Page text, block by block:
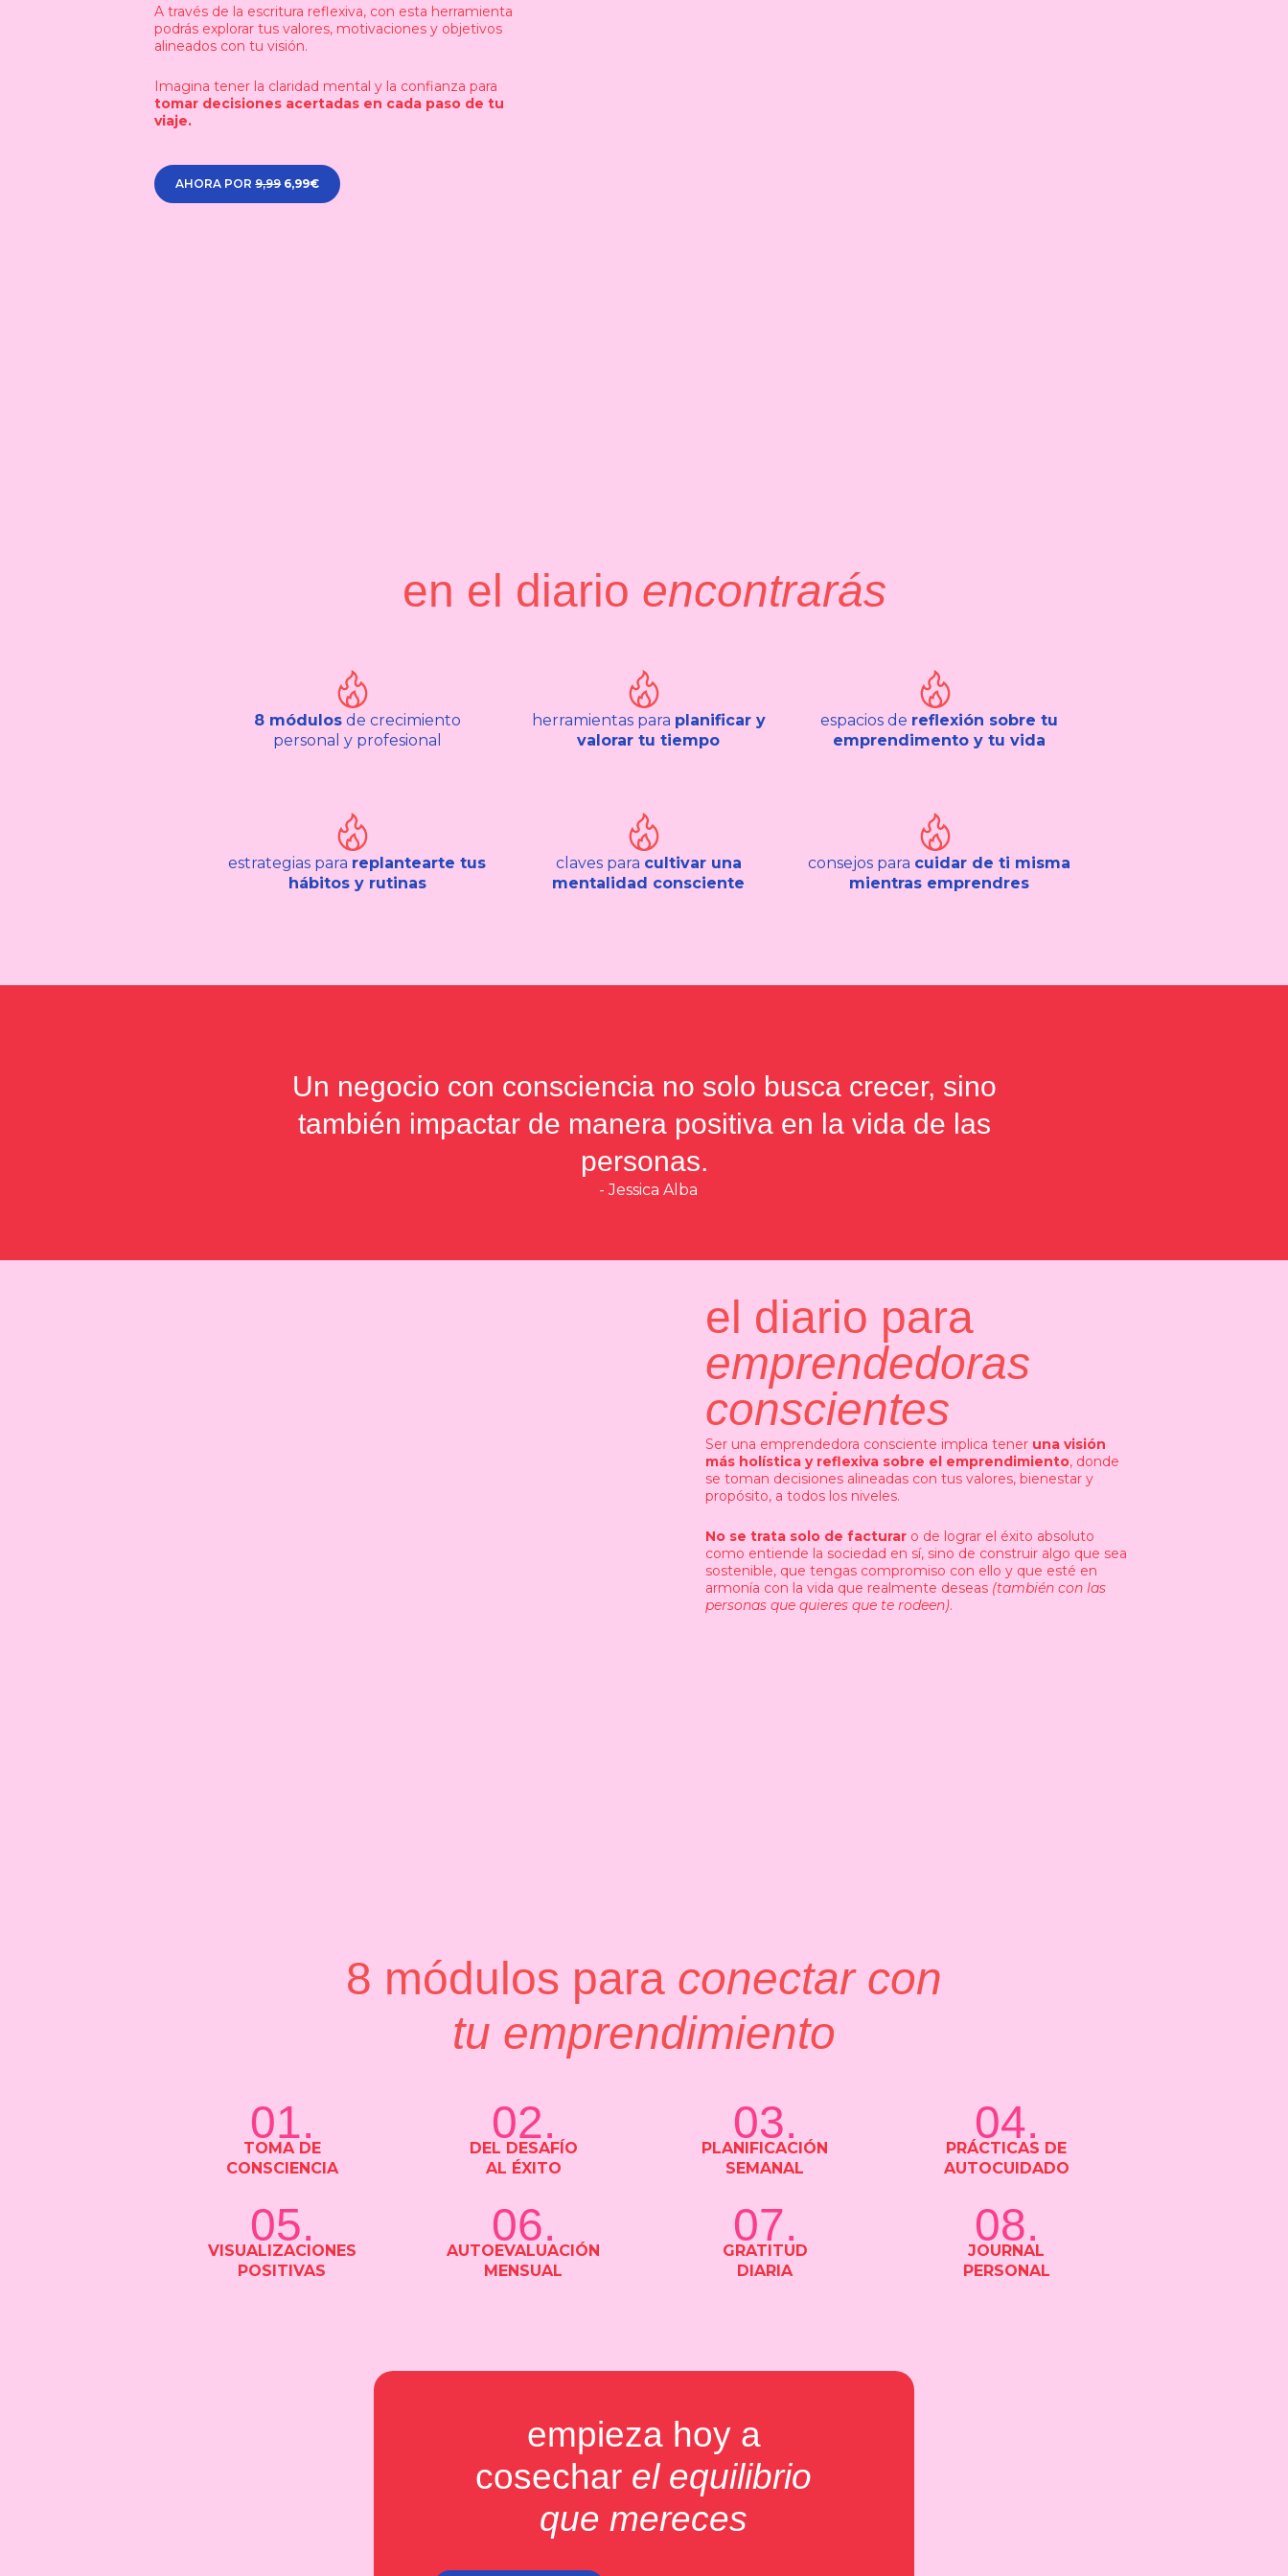
A través de la escritura reflexiva, con esta herramienta
podrás explorar tus valores, motivaciones y objetivos
alineados con tu visión.
Imagina tener la claridad mental y la confianza para
tomar decisiones acertadas en cada paso de tu
viaje.
AHORA POR9,99 6,99€
en el diario encontrarás
8 módulosde crecimiento
personal y profesional
herramientas para planificar y
valorar tu tiempo
espacios de reflexión sobre tu
emprendimento y tu vida
estrategias para replantearte tus
hábitos y rutinas
claves para cultivar una
mentalidad consciente
consejos para cuidar de ti misma
mientras emprendres
Un negocio con consciencia no solo busca crecer, sino
también impactar de manera positiva en la vida de las
personas.
- Jessica Alba
el diario para
emprendedoras
conscientes
Ser una emprendedora consciente implica tener una visión
más holística y reflexiva sobre el emprendimiento, donde
se toman decisiones alineadas con tus valores, bienestar y
propósito, a todos los niveles.
No se trata solo de facturar o de lograr el éxito absoluto
como entiende la sociedad en sí, sino de construir algo que sea
sostenible, que tengas compromiso con ello y que esté en
armonía con la vida que realmente deseas (también con las
personas que quieres que te rodeen).
8 módulos para conectar con
tu emprendimiento
01.
TOMA DE
CONSCIENCIA
02.
DEL DESAFÍO
AL ÉXITO
03.
PLANIFICACIÓN
SEMANAL
04.
PRÁCTICAS DE
AUTOCUIDADO
05.
VISUALIZACIONES
POSITIVAS
06.
AUTOEVALUACIÓN
MENSUAL
07.
GRATITUD
DIARIA
08.
JOURNAL
PERSONAL
empieza hoy a
cosechar el equilibrio
que mereces